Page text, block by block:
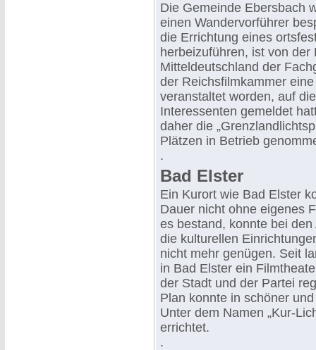
Die Gemeinde Ebersbach
einen Wandervorführer
die Errichtung eines
herbeizuführen, ist von der
Mitteldeutschland der
der Reichsfilmkammer
veranstaltet worden, auf
Interessenten gemeldet
daher die
Plätzen in Betrieb
.
Bad Elster
Ein Kurort wie Bad Elster
Dauer nicht ohne eigenes
es bestand, konnte bei
die kulturellen
nicht mehr genügen. Seit
in Bad Elster ein
der Stadt und der Partei
Plan konnte in schöner
Unter dem Namen „Kur-
errichtet.
.